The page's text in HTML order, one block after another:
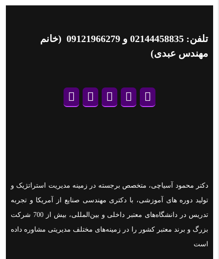
تلفن: 02144458835 و 09121966279 (خانم
مهندس عبدی)
دکتر محمود آسیاچی، متخصص برجسته در زمینه مدیریت استراتژیک و
تولید دوره های آموزشی، با دکتری مهندسی صنایع از آمریکا و تجربه
تدریس در دانشگاه‌های معتبر داخلی و بین‌المللی، بیش از 700 شرکت
بزرگ و برند معتبر کشور را در زمینه‌های مختلف مدیریتی مشاوره داده
است